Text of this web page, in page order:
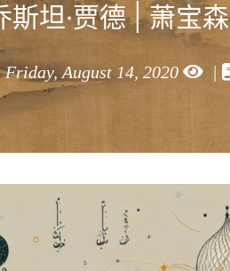
斯坦·贾德 | 萧宝森
August 14, 2020 |